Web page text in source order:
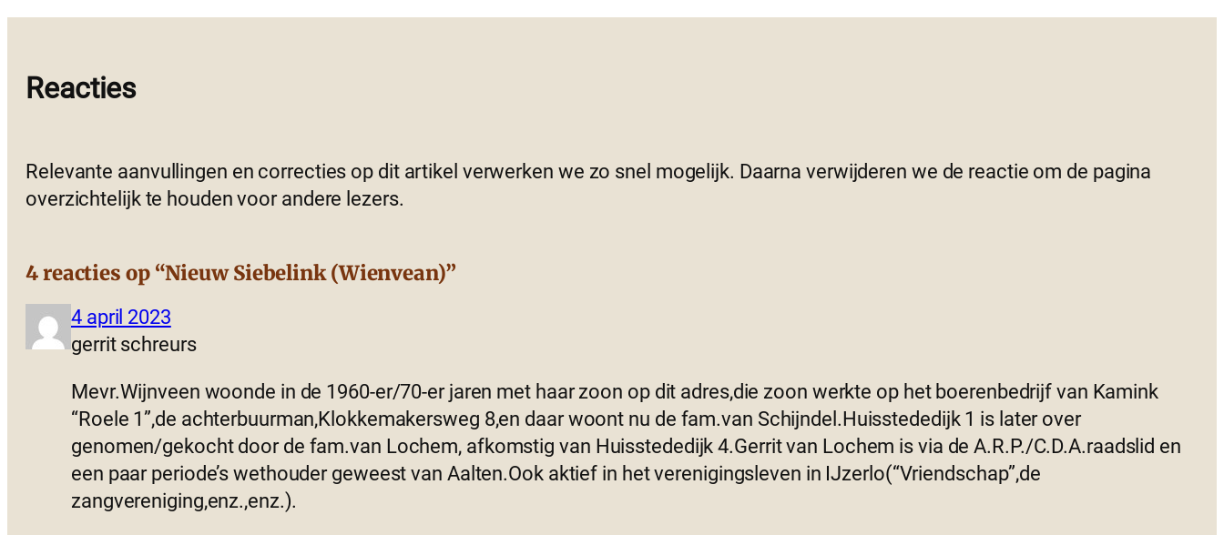
Reacties
Relevante aanvullingen en correcties op dit artikel verwerken we zo snel mogelijk. Daarna verwijderen we de reactie om de pagina
overzichtelijk te houden voor andere lezers.
4 reacties op “Nieuw Siebelink (Wienvean)”
4 april 2023
gerrit schreurs
Mevr.Wijnveen woonde in de 1960-er/70-er jaren met haar zoon op dit adres,die zoon werkte op het boerenbedrijf van Kamink
“Roele 1”,de achterbuurman,Klokkemakersweg 8,en daar woont nu de fam.van Schijndel.Huisstededijk 1 is later over
genomen/gekocht door de fam.van Lochem, afkomstig van Huisstededijk 4.Gerrit van Lochem is via de A.R.P./C.D.A.raadslid en
een paar periode’s wethouder geweest van Aalten.Ook aktief in het verenigingsleven in IJzerlo(“Vriendschap”,de
zangvereniging,enz.,enz.).